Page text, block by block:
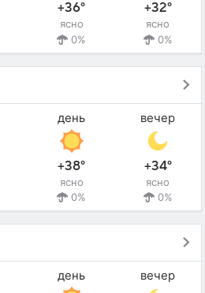
+36°
ясно
0%
+32°
ясно
0%
день
+38°
ясно
0%
вечер
+34°
ясно
0%
день вечер